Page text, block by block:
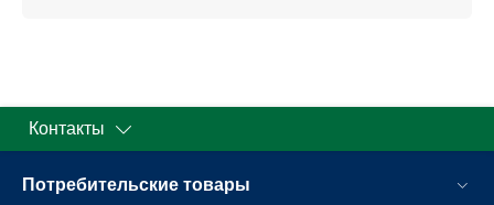
Контакты
Потребительские товары